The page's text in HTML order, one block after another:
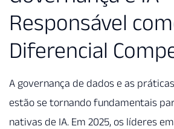
Responsável
Diferencial
A governança de dados e as
estão se tornando fundamentais
nativas de IA. Em 2025, os líderes